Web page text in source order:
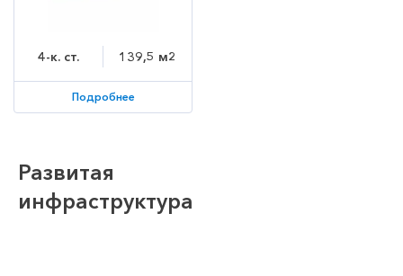
4-к. ст. 139,5 м2
Подробнее
Развитая
инфраструктура